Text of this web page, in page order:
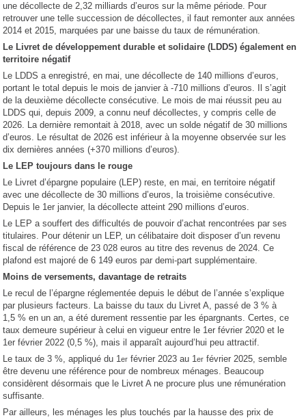
une décollecte de 2,32 milliards d’euros sur la même période. Pour
retrouver une telle succession de décollectes, il faut remonter aux années
2014 et 2015, marquées par une baisse du taux de rémunération.
Le Livret de développement durable et solidaire (LDDS) également en
territoire négatif
Le LDDS a enregistré, en mai, une décollecte de 140 millions d’euros,
portant le total depuis le mois de janvier à -710 millions d’euros. Il s’agit
de la deuxième décollecte consécutive. Le mois de mai réussit peu au
LDDS qui, depuis 2009, a connu neuf décollectes, y compris celle de
2026. La dernière remontait à 2018, avec un solde négatif de 30 millions
d’euros. Le résultat de 2026 est inférieur à la moyenne observée sur les
dix dernières années (+370 millions d’euros).
Le LEP toujours dans le rouge
Le Livret d’épargne populaire (LEP) reste, en mai, en territoire négatif
avec une décollecte de 30 millions d’euros, la troisième consécutive.
Depuis le 1er janvier, la décollecte atteint 290 millions d’euros.
Le LEP a souffert des difficultés de pouvoir d’achat rencontrées par ses
titulaires. Pour détenir un LEP, un célibataire doit disposer d’un revenu
fiscal de référence de 23 028 euros au titre des revenus de 2024. Ce
plafond est majoré de 6 149 euros par demi-part supplémentaire.
Moins de versements, davantage de retraits
Le recul de l’épargne réglementée depuis le début de l’année s’explique
par plusieurs facteurs. La baisse du taux du Livret A, passé de 3 % à
1,5 % en un an, a été durement ressentie par les épargnants. Certes, ce
taux demeure supérieur à celui en vigueur entre le 1er février 2020 et le
1er février 2022 (0,5 %), mais il apparaît aujourd’hui peu attractif.
Le taux de 3 %, appliqué du 1er février 2023 au 1er février 2025, semble
être devenu une référence pour de nombreux ménages. Beaucoup
considèrent désormais que le Livret A ne procure plus une rémunération
suffisante.
Par ailleurs, les ménages les plus touchés par la hausse des prix de